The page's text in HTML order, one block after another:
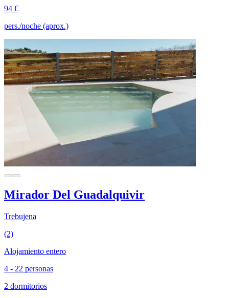
94 €
pers./noche (aprox.)
Mirador Del Guadalquivir
Trebujena
(2)
Alojamiento entero
4 - 22 personas
2 dormitorios